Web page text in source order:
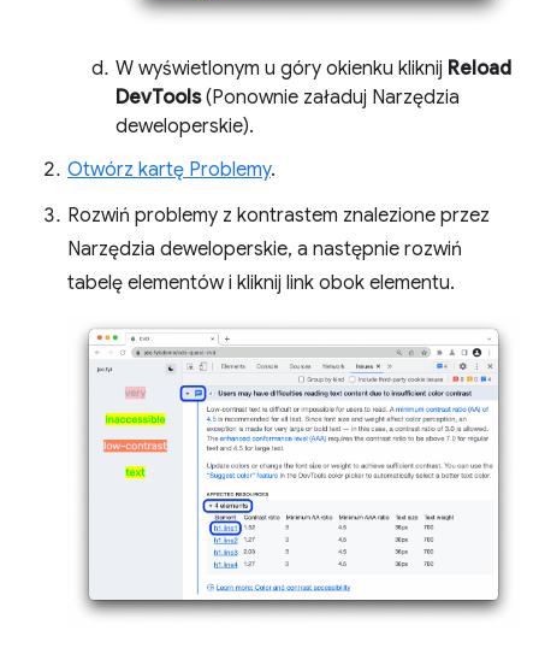
W wyświetlonym u góry okienku kliknij Reload
DevTools(Ponownie załaduj Narzędzia
deweloperskie).
Otwórz kartę Problemy.
Rozwiń problemy z kontrastem znalezione przez
Narzędzia deweloperskie, a następnie rozwiń
tabelę elementów i kliknij link obok elementu.